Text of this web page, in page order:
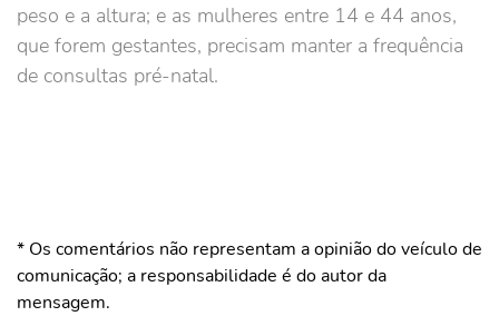
peso e a altura; e as mulheres entre 14 e 44 anos,
que forem gestantes, precisam manter a frequência
de consultas pré-natal.
* Os comentários não representam a opinião do veículo de
comunicação; a responsabilidade é do autor da
mensagem.